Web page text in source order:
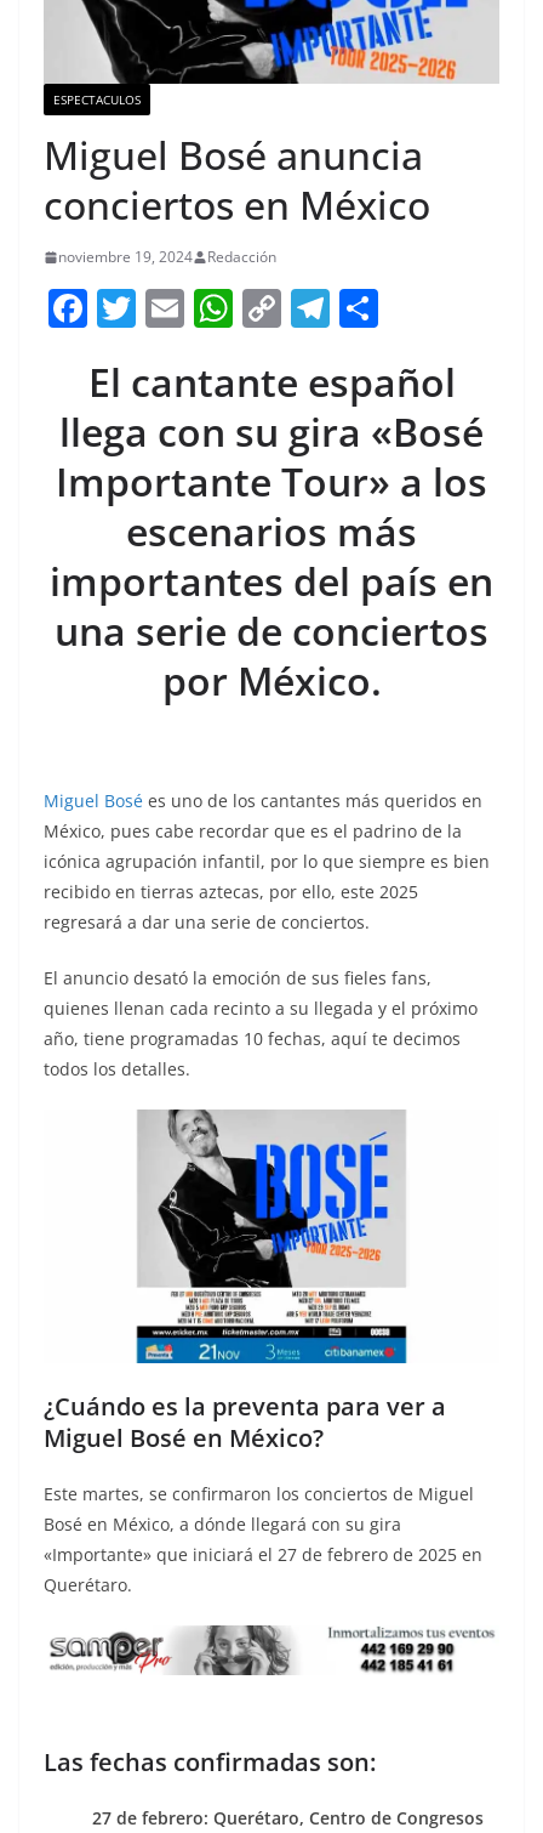
ESPECTACULOS
Miguel Bosé anuncia
conciertos en México
noviembre 19, 2024 Redacción
F
c
e
b
o
k
T
itt
er
E
ai
l
W
at
s
A
p
p
C
p
y
Li
n
k
T
e
gr
a
m
ar
e
El cantante español
llega con su gira «Bosé
Importante Tour» a los
escenarios más
importantes del país en
una serie de conciertos
por México.
Miguel Bosé es uno de los cantantes más queridos en
México, pues cabe recordar que es el padrino de la
icónica agrupación infantil, por lo que siempre es bien
recibido en tierras aztecas, por ello, este 2025
regresará a dar una serie de conciertos.
El anuncio desató la emoción de sus fieles fans,
quienes llenan cada recinto a su llegada y el próximo
año, tiene programadas 10 fechas, aquí te decimos
todos los detalles.
¿Cuándo es la preventa para ver a
Miguel Bosé en México?
Este martes, se confirmaron los conciertos de Miguel
Bosé en México, a dónde llegará con su gira
«Importante» que iniciará el 27 de febrero de 2025 en
Querétaro.
Las fechas confirmadas son:
27 de febrero: Querétaro, Centro de Congresos